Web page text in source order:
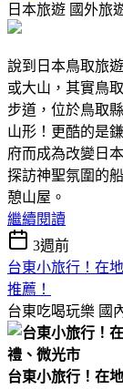
日本旅遊 國外旅
說到日本鳥取旅
或大山，其實鳥
步道，位於鳥取
山形！更酷的是
府而成為改變日
探訪神聖氛圍的
憩山屋。
繼續閱讀
3週前
台東小旅行！在
推薦！
台東吃喝玩樂 國
台東小旅行！在